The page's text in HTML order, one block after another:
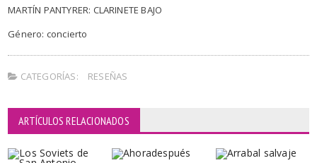
MARTÍN PANTYRER: CLARINETE BAJO
Género: concierto
CATEGORÍAS: RESEÑAS
ARTÍCULOS RELACIONADOS